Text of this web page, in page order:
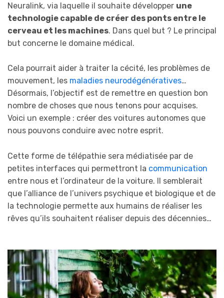
Neuralink, via laquelle il souhaite développer une
technologie capable de créer des ponts entre le
cerveau et les machines. Dans quel but ? Le principal
but concerne le domaine médical.
Cela pourrait aider à traiter la cécité, les problèmes de
mouvement, les maladies neurodégénératives…
Désormais, l’objectif est de remettre en question bon
nombre de choses que nous tenons pour acquises.
Voici un exemple : créer des voitures autonomes que
nous pouvons conduire avec notre esprit.
Cette forme de télépathie sera médiatisée par de
petites interfaces qui permettront la communication
entre nous et l’ordinateur de la voiture. Il semblerait
que l’alliance de l’univers psychique et biologique et de
la technologie permette aux humains de réaliser les
rêves qu’ils souhaitent réaliser depuis des décennies…